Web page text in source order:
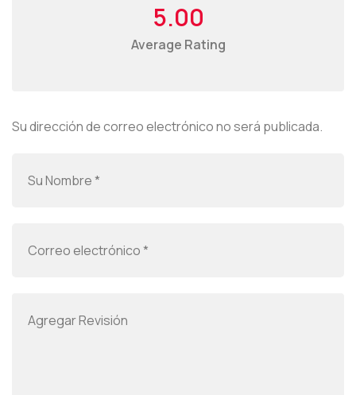
5.00
Average Rating
Su dirección de correo electrónico no será publicada.